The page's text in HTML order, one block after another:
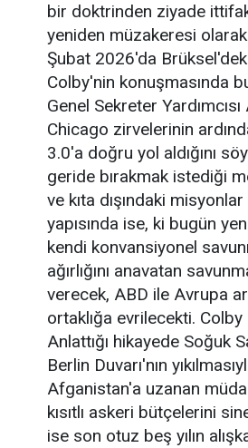
bir doktrinden ziyade
yeniden müzakeresi
Şubat 2026'da
Colby'nin konuşmasında
Genel Sekreter
Chicago zirvelerinin
3.0'a doğru yol aldığını
geride bırakmak istediği
ve kıta dışındaki
yapısında ise, ki bugün
kendi konvansiyonel
ağırlığını anavatan
verecek, ABD ile Avrupa
ortaklığa evrilecekti.
Anlattığı hikayede Soğuk
Berlin Duvarı'nın
Afganistan'a uzanan
kısıtlı askeri bütçelerini
ise son otuz beş yılın